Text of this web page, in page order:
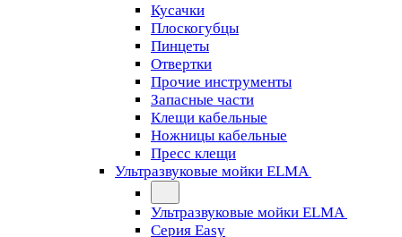
Кусачки
Плоскогубцы
Пинцеты
Отвертки
Прочие инструменты
Запасные части
Клещи кабельные
Ножницы кабельные
Пресс клещи
Ультразвуковые мойки ELMA
Ультразвуковые мойки ELMA
Серия Easy